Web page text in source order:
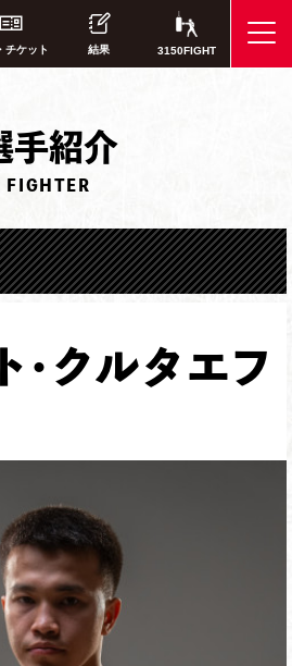
チケット 結果 3150FIGHT
手紹介
FIGHTER
・クルタエフ